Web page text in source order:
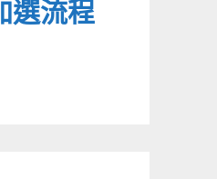
選流程